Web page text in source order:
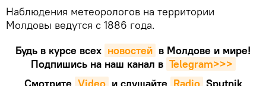
Наблюдения метеорологов на территории
Молдовы ведутся с 1886 года.
Будь в курсе всех новостей в Молдове и мире!
Подпишись на наш канал в Telegram>>>